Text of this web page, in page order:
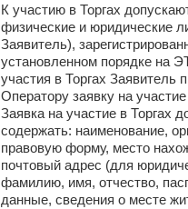
К участию в Торгах
физические и юридические
Заявитель),
установленном порядке на
участия в Торгах Заявитель
Оператору заявку на участие
Заявка на участие в Торгах
содержать: наименование,
правовую форму, место
почтовый адрес (для
фамилию, имя, отчество,
данные, сведения о месте